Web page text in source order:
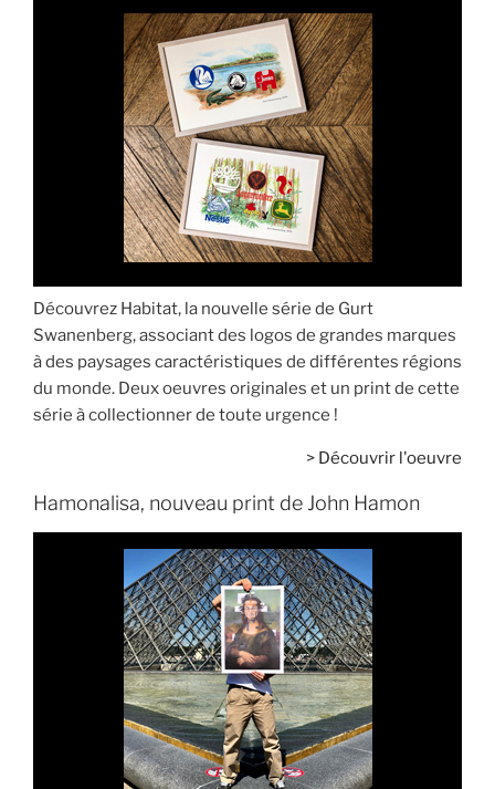
Découvrez Habitat, la nouvelle série de Gurt
Swanenberg, associant des logos de grandes marques
à des paysages caractéristiques de différentes régions
du monde. Deux oeuvres originales et un print de cette
série à collectionner de toute urgence !
> Découvrir l'oeuvre
Hamonalisa, nouveau print de John Hamon